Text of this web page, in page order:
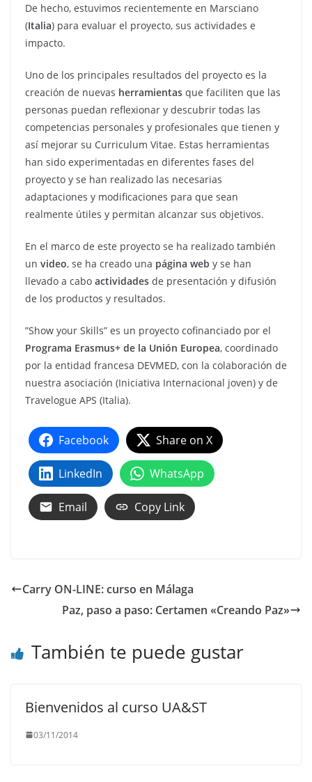
De hecho, estuvimos recientemente en Marsciano
(Italia) para evaluar el proyecto, sus actividades e
impacto.
Uno de los principales resultados del proyecto es la
creación de nuevas herramientas que faciliten que las
personas puedan reflexionar y descubrir todas las
competencias personales y profesionales que tienen y
así mejorar su Curriculum Vitae. Estas herramientas
han sido experimentadas en diferentes fases del
proyecto y se han realizado las necesarias
adaptaciones y modificaciones para que sean
realmente útiles y permitan alcanzar sus objetivos.
En el marco de este proyecto se ha realizado también
un video, se ha creado una página web y se han
llevado a cabo actividades de presentación y difusión
de los productos y resultados.
”Show your Skills” es un proyecto cofinanciado por el
Programa Erasmus+ de la Unión Europea, coordinado
por la entidad francesa DEVMED, con la colaboración de
nuestra asociación (Iniciativa Internacional joven) y de
Travelogue APS (Italia).
Facebook Share on X
LinkedIn WhatsApp
Email Copy Link
Carry ON-LINE: curso en Málaga
Paz, paso a paso: Certamen «Creando Paz»
También te puede gustar
Bienvenidos al curso UA&ST
03/11/2014